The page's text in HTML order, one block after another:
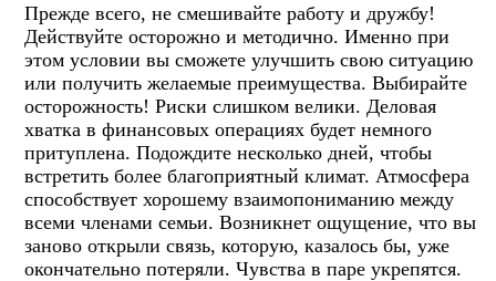
Прежде всего, не смешивайте работу и дружбу!
Действуйте осторожно и методично. Именно при
этом условии вы сможете улучшить свою ситуацию
или получить желаемые преимущества. Выбирайте
осторожность! Риски слишком велики. Деловая
хватка в финансовых операциях будет немного
притуплена. Подождите несколько дней, чтобы
встретить более благоприятный климат. Атмосфера
способствует хорошему взаимопониманию между
всеми членами семьи. Возникнет ощущение, что вы
заново открыли связь, которую, казалось бы, уже
окончательно потеряли. Чувства в паре укрепятся.